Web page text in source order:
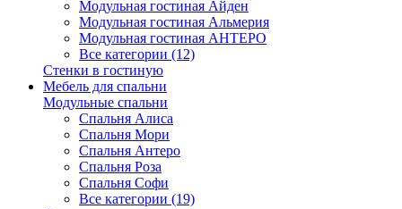
Модульная гостиная Айден
Модульная гостиная Альмерия
Модульная гостиная АНТЕРО
Все категории (12)
Стенки в гостиную
Мебель для спальни
Модульные спальни
Спальня Алиса
Спальня Мори
Спальня Антеро
Спальня Роза
Спальня Софи
Все категории (19)